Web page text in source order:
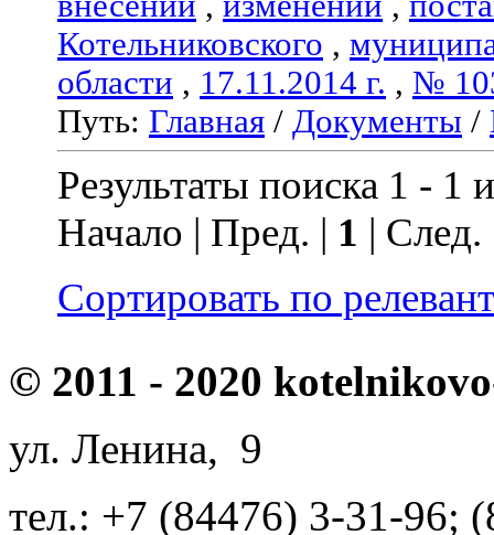
Котельниковского ,
области , 17.11.2014 г. , №
Путь: Главная / Документы /
Результаты поиска 1 - 1
Начало | Пред. | 1 |
Сортировать по
© 2011 - 2020
ул. Ленина, 9
тел.: +7 (84476) 3-31-96;